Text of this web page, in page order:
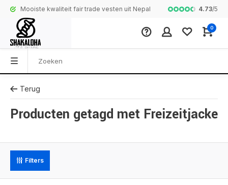
Mooiste kwaliteit fair trade vesten uit Nepal Complete
4.73/5
0
Terug
Producten getagd met Freizeitjacke
Filters